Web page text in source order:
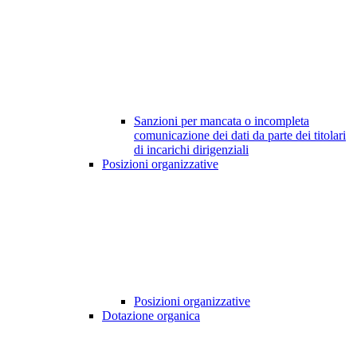
Sanzioni per mancata o incompleta
comunicazione dei dati da parte dei titolari
di incarichi dirigenziali
Posizioni organizzative
Posizioni organizzative
Dotazione organica